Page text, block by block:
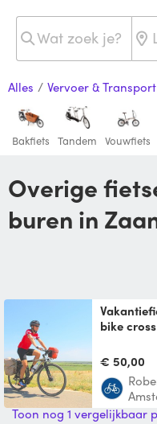
Alles / Vervoer & Transport
Bakfiets Tandem Vouwfiets
Overige fietsen huren van je
buren in
Vakantiefiets toerfiets trekkingfiets - touring
bike
fietsers
exclusieve
€ 50,00
Toon nog 1 vergelijkbaar